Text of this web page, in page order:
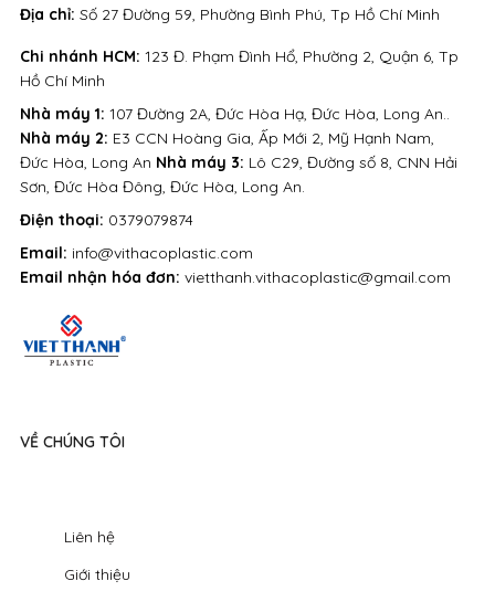
VỀ CHÚNG TÔI
Liên hệ
Giới thiệu
Địa chỉ: Số 27 Đường 59, Phường Bình Phú, Tp Hồ Chí Minh
Điện thoại: 0379079874
Email: info@vithacoplastic.com
Email nhận hóa đơn: vietthanh.vithacoplastic@gmail.com
Nhà máy 1: 107 Đường 2A, Đức Hòa Hạ, Đức Hòa, Long An..
Nhà máy 2: E3 CCN Hoàng Gia, Ấp Mới 2, Mỹ Hạnh Nam,
Đức Hòa, Long An Nhà máy 3: Lô C29, Đường số 8, CNN Hải
Sơn, Đức Hòa Đông, Đức Hòa, Long An.
Chi nhánh HCM: 123 Đ. Phạm Đình Hổ, Phường 2, Quận 6, Tp
Hồ Chí Minh